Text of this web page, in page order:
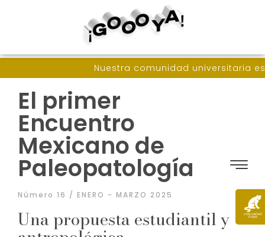
Nuestra comunidad universitaria es muy
El primer
Encuentro
Mexicano de
Paleopatología
Número 16 / ENERO - MARZO 2025
Una propuesta estudiantil y